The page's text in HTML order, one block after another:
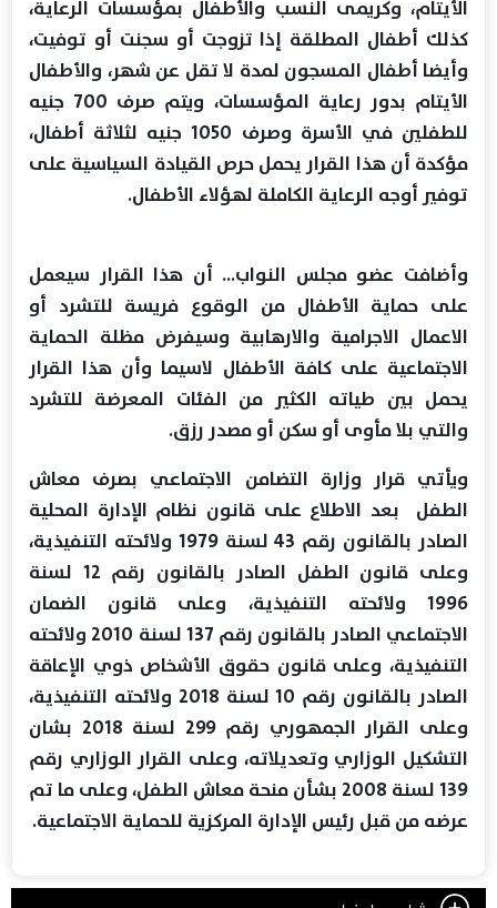
الأيتام، وكريمى النسب والأطفال بمؤسسات الرعاية،
كذلك أطفال المطلقة إذا تزوجت أو سجنت أو توفيت،
وأيضا أطفال المسجون لمدة لا تقل عن شهر، والأطفال
الأيتام بدور رعاية المؤسسات، ويتم صرف 700 جنيه
للطفلين في الأسرة وصرف 1050 جنيه لثلاثة أطفال،
مؤكدة أن هذا القرار يحمل حرص القيادة السياسية على
توفير أوجه الرعاية الكاملة لهؤلاء الأطفال.
وأضافت عضو مجلس النواب... أن هذا القرار سيعمل
على حماية الأطفال من الوقوع فريسة للتشرد أو
الاعمال الاجرامية والارهابية وسيفرض مظلة الحماية
الاجتماعية على كافة الأطفال لاسيما وأن هذا القرار
يحمل بين طياته الكثير من الفئات المعرضة للتشرد
والتي بلا مأوى أو سكن أو مصدر رزق.
ويأتي قرار وزارة التضامن الاجتماعي بصرف معاش
الطفل بعد الاطلاع على قانون نظام الإدارة المحلية
الصادر بالقانون رقم 43 لسنة 1979 ولائحته التنفيذية،
وعلى قانون الطفل الصادر بالقانون رقم 12 لسنة
1996 ولائحته التنفيذية، وعلى قانون الضمان
الاجتماعي الصادر بالقانون رقم 137 لسنة 2010 ولائحته
التنفيذية، وعلى قانون حقوق الأشخاص ذوي الإعاقة
الصادر بالقانون رقم 10 لسنة 2018 ولائحته التنفيذية،
وعلى القرار الجمهوري رقم 299 لسنة 2018 بشان
التشكيل الوزاري وتعديلاته، وعلى القرار الوزاري رقم
139 لسنة 2008 بشأن منحة معاش الطفل، وعلى ما تم
عرضه من قبل رئيس الإدارة المركزية للحماية الاجتماعية.